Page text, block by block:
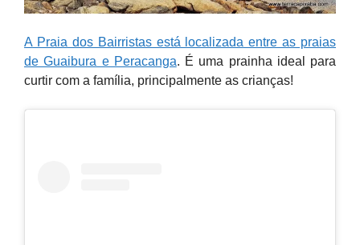
A Praia dos Bairristas está localizada entre as praias
de Guaibura e Peracanga. É uma prainha ideal para
curtir com a família, principalmente as crianças!